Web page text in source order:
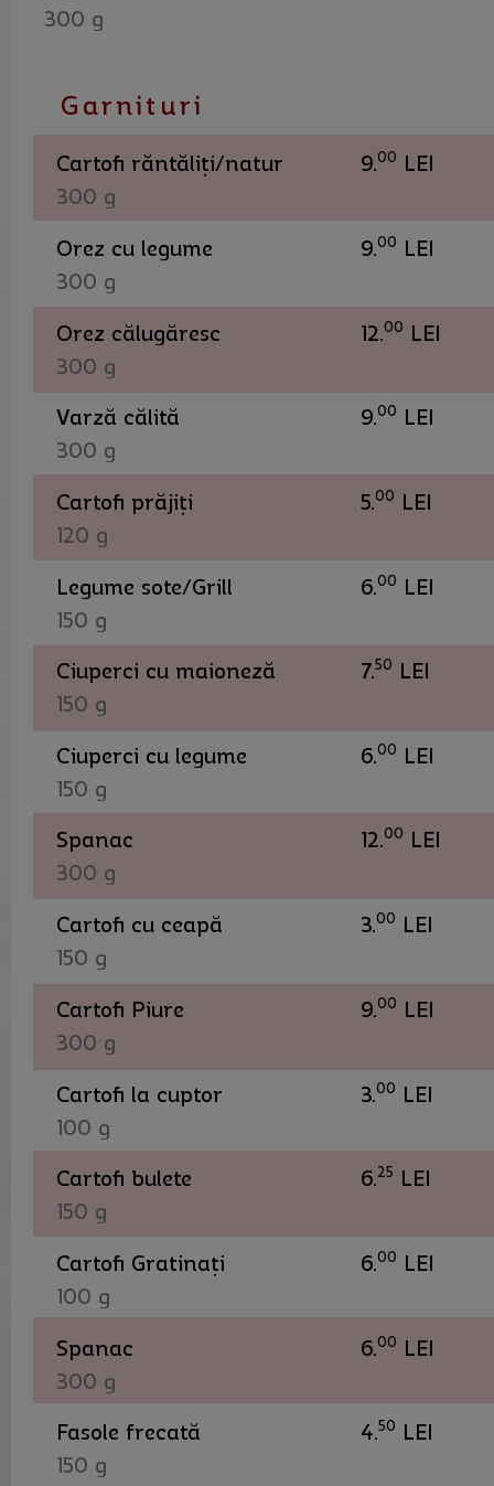
300 g
Garnituri
Cartofi răntăliți/natur
300 g
9.00 LEI
Orez cu legume
300 g
9.00 LEI
Orez călugăresc
300 g
12.00 LEI
Varză călită
300 g
9.00 LEI
Cartofi prăjiți
120 g
5.00 LEI
Legume sote/Grill
150 g
6.00 LEI
Ciuperci cu maioneză
150 g
7.50 LEI
Ciuperci cu legume
150 g
6.00 LEI
Spanac
300 g
12.00 LEI
Cartofi cu ceapă
150 g
3.00 LEI
Cartofi Piure
300 g
9.00 LEI
Cartofi la cuptor
100 g
3.00 LEI
Cartofi bulete
150 g
6.25 LEI
Cartofi Gratinați
100 g
6.00 LEI
Spanac
300 g
6.00 LEI
Fasole frecată
150 g
4.50 LEI